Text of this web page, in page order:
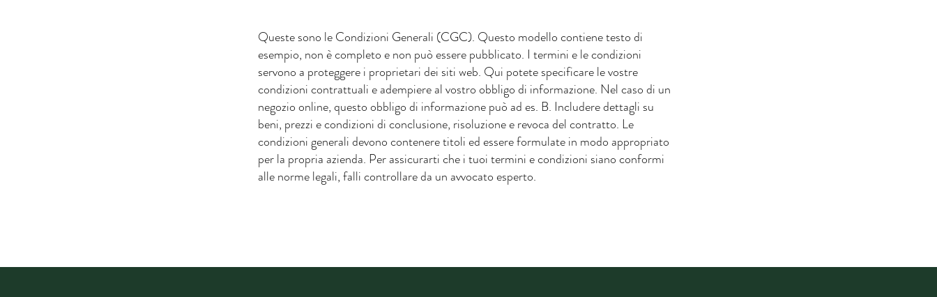
Queste sono le Condizioni Generali (CGC). Questo modello contiene testo di
esempio, non è completo e non può essere pubblicato. I termini e le condizioni
servono a proteggere i proprietari dei siti web. Qui potete specificare le vostre
condizioni contrattuali e adempiere al vostro obbligo di informazione. Nel caso di un
negozio online, questo obbligo di informazione può ad es. B. Includere dettagli su
beni, prezzi e condizioni di conclusione, risoluzione e revoca del contratto. Le
condizioni generali devono contenere titoli ed essere formulate in modo appropriato
per la propria azienda. Per assicurarti che i tuoi termini e condizioni siano conformi
alle norme legali, falli controllare da un avvocato esperto.